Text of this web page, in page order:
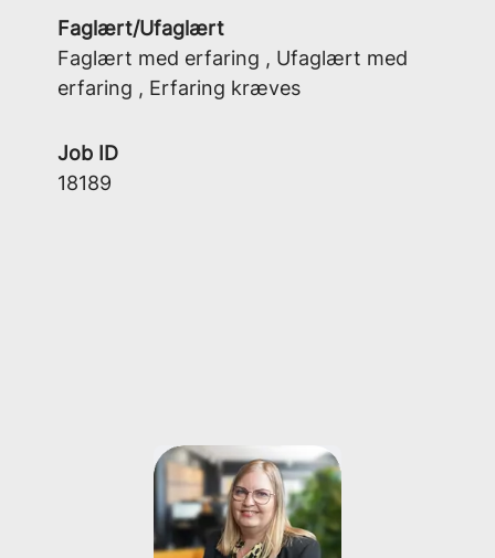
Faglært/Ufaglært
Faglært med erfaring , Ufaglært med
erfaring , Erfaring kræves
Job ID
18189